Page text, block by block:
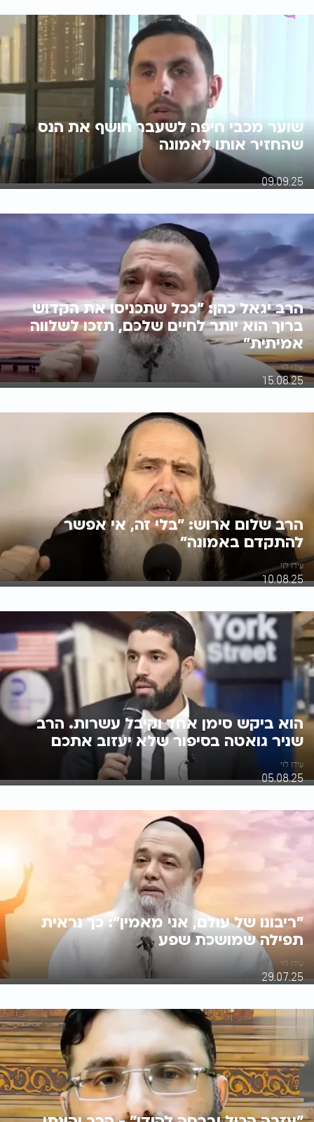
שוער מכבי חיפה לשעבר חושף את הנס
שהחזיר אותו לאמונה
עידו לוי
09.09.25
הרב יגאל כהן: "ככל שתכניסו את הקדוש
ברוך הוא יותר לחיים שלכם, תזכו לשלווה
אמיתית"
עידו לוי
15.08.25
הרב שלום ארוש: "בלי זה, אי אפשר
להתקדם באמונה"
עידו לוי
10.08.25
הוא ביקש סימן אחד וקיבל עשרות. הרב
שניר גואטה בסיפור שלא יעזוב אתכם
עידו לוי
05.08.25
״ריבונו של עולם, אני מאמין״: כך נראית
תפילה שמושכת שפע
עידו לוי
29.07.25